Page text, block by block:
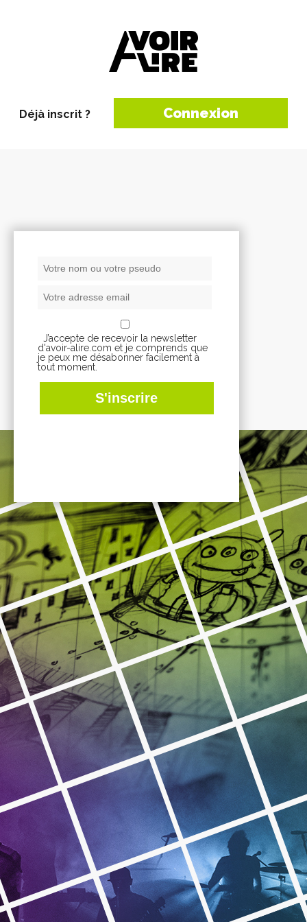
Déjà inscrit ? Connexion
J’accepte de recevoir la newsletter
d'avoir-alire.com et je comprends que
je peux me désabonner facilement à
tout moment.